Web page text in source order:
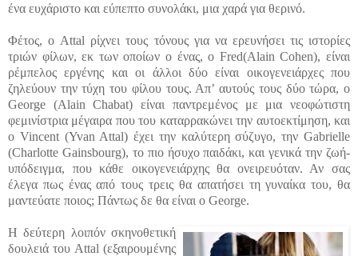
ένα ευχάριστο και εύπεπτο συνολάκι, μια χαρά για θερινό.
Φέτος, ο Attal ρίχνει τους τόνους για να ερευνήσει τις ιστορίες
τριών φίλων, εκ των οποίων ο ένας, ο Fred(Alain Cohen), είναι
ρέμπελος εργένης και οι άλλοι δύο είναι οικογενειάρχες που
ζηλεύουν την τύχη του φίλου τους. Απ’ αυτούς τους δύο τώρα, ο
George (Alain Chabat) είναι παντρεμένος με μια νεοφώτιστη
φεμινίστρια μέγαιρα που του καταρρακώνει την αυτοεκτίμηση, και
ο Vincent (Yvan Attal) έχει την καλύτερη σύζυγο, την Gabrielle
(Charlotte Gainsbourg), το πιο ήσυχο παιδάκι, και γενικά την ζωή-
υπόδειγμα, που κάθε οικογενειάρχης θα ονειρευόταν. Αν σας
έλεγα πως ένας από τους τρεις θα απατήσει τη γυναίκα του, θα
μαντεύατε ποιος; Πάντως δε θα είναι ο George.
Η δεύτερη λοιπόν σκηνοθετική
δουλειά του Attal (εξαιρουμένης